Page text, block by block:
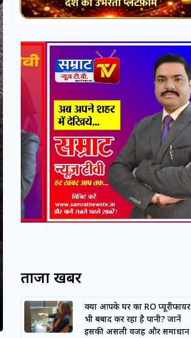
ताजा खबरें
क्या आपके घर का RO प्यूरीफायर
भी बर्बाद कर रहा है पानी? जानें
इसकी असली वजह और समाधान